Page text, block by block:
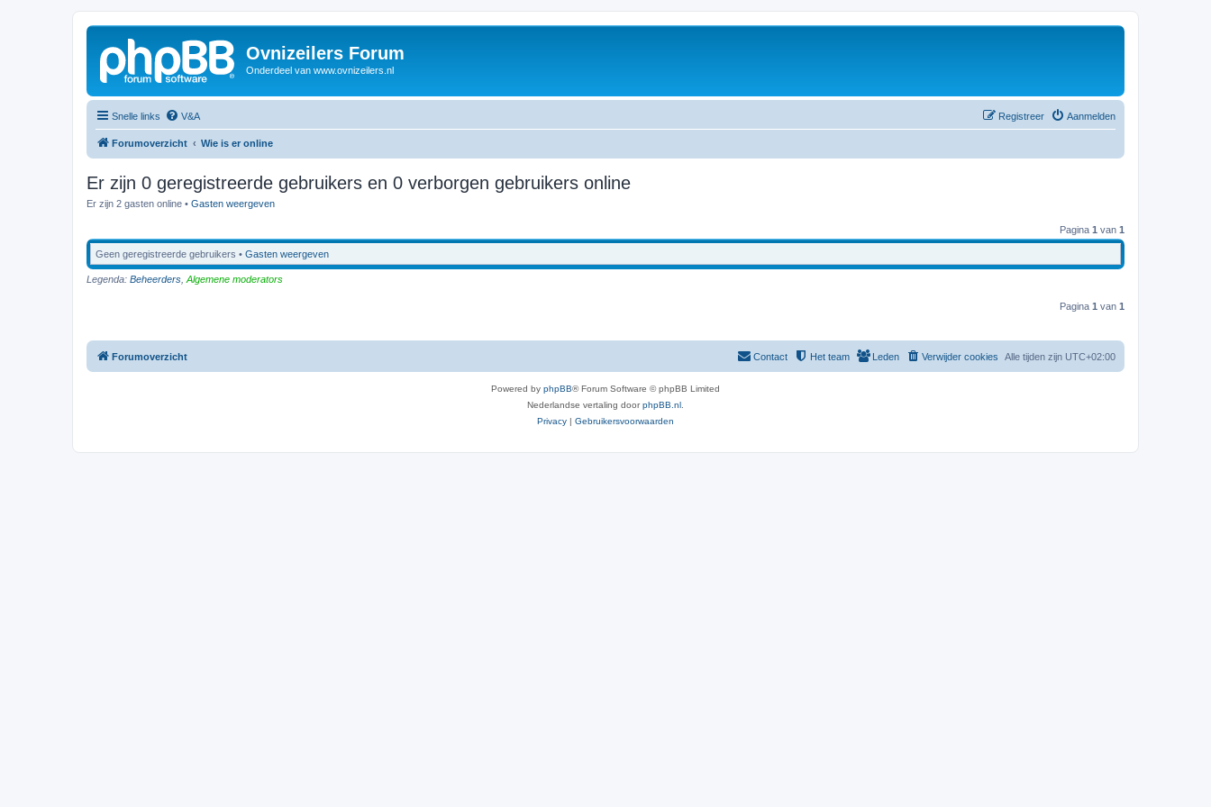
Ovnizeilers Forum
Onderdeel van www.ovnizeilers.nl
Snelle links V&A Aanmelden
Registreer
Forumoverzicht Wie is er online
Er zijn 0 geregistreerde gebruikers en 0 verborgen gebruikers online
Er zijn 2 gasten online • Gasten weergeven
Pagina 1 van 1
Geen geregistreerde gebruikers • Gasten weergeven
Legenda: Beheerders Algemene moderators
Pagina 1 van 1
Forumoverzicht Alle tijden zijn UTC+02:00
Verwijder cookies
Leden
Het team
Contact
Powered by phpBB® Forum Software © phpBB Limited
Nederlandse vertaling doorphpBB.nl
Privacy | Gebruikersvoorwaarden